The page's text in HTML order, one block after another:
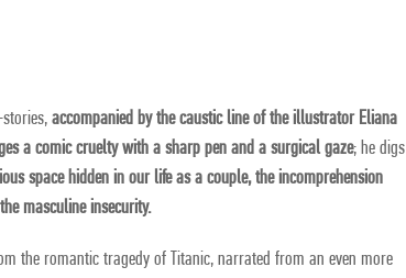
stories,accompanied by the caustic line of the illustrator Eliana
a comic cruelty with a sharp pen and a surgical gaze; he digs
space hidden in our life as a couple, the incomprehension
masculine insecurity.
the romantic tragedy of Titanic, narrated from an even more